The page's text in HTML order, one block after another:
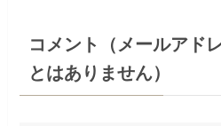
コメント（メールアド
とはありません）